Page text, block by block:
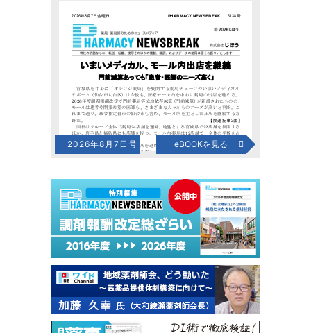
2026年8月7日号 eBOOKを見る